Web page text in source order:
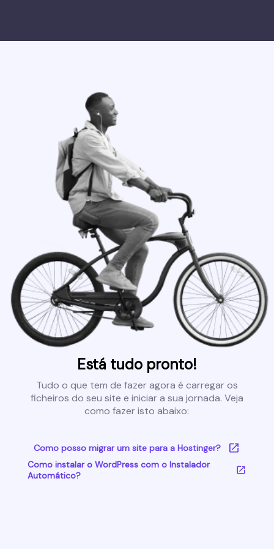
Está tudo pronto!
Tudo o que tem de fazer agora é carregar os
ficheiros do seu site e iniciar a sua jornada. Veja
como fazer isto abaixo:
Como posso migrar um site para a Hostinger?
Como instalar o WordPress com o Instalador
Automático?